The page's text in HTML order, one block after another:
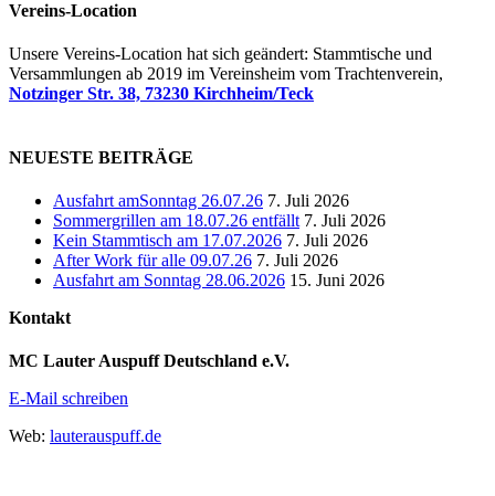
Vereins-Location
Unsere Vereins-Location hat sich geändert: Stammtische und
Versammlungen ab 2019 im Vereinsheim vom Trachtenverein,
Notzinger Str. 38, 73230 Kirchheim/Teck
NEUESTE BEITRÄGE
Ausfahrt amSonntag 26.07.26 7. Juli 2026
Sommergrillen am 18.07.26 entfällt 7. Juli 2026
Kein Stammtisch am 17.07.2026 7. Juli 2026
After Work für alle 09.07.26 7. Juli 2026
Ausfahrt am Sonntag 28.06.2026 15. Juni 2026
Kontakt
MC Lauter Auspuff Deutschland e.V.
E-Mail schreiben
Web: lauterauspuff.de